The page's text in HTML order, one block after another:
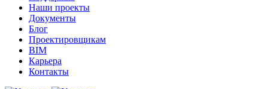
Наши проекты
Документы
Блог
Проектировщикам
BIM
Карьера
Контакты